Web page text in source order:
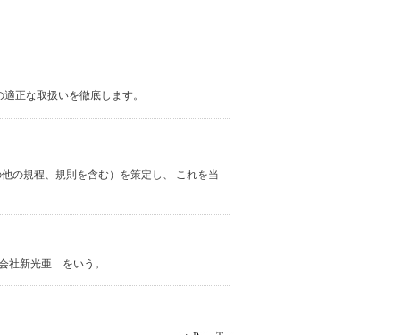
正な取扱いを徹底します。
の規程、規則を含む）を策定し、 これを当
社新光亜 をいう。